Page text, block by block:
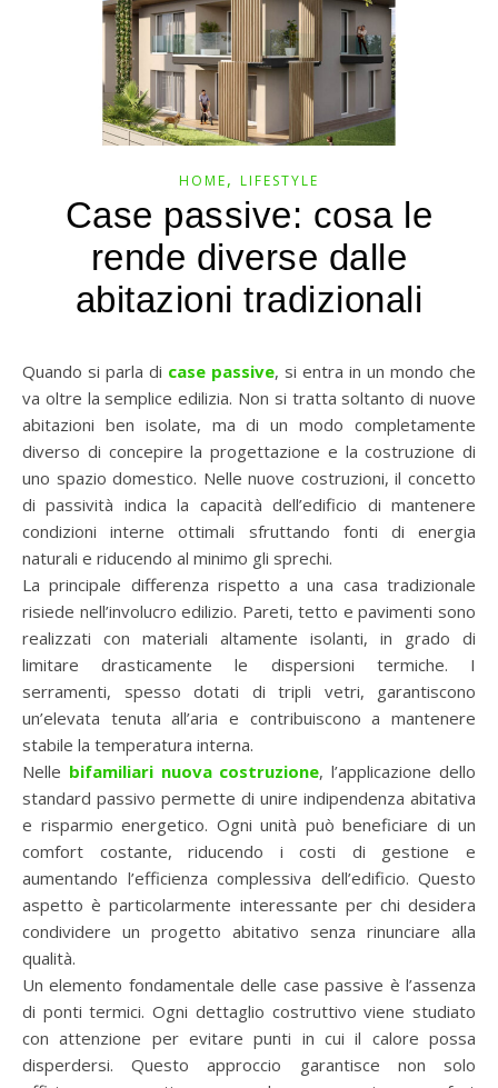
HOME, LIFESTYLE
Case passive: cosa le
rende diverse dalle
abitazioni tradizionali
Quando si parla di case passive, si entra in un mondo che
va oltre la semplice edilizia. Non si tratta soltanto di nuove
abitazioni ben isolate, ma di un modo completamente
diverso di concepire la progettazione e la costruzione di
uno spazio domestico. Nelle nuove costruzioni, il concetto
di passività indica la capacità dell’edificio di mantenere
condizioni interne ottimali sfruttando fonti di energia
naturali e riducendo al minimo gli sprechi.
La principale differenza rispetto a una casa tradizionale
risiede nell’involucro edilizio. Pareti, tetto e pavimenti sono
realizzati con materiali altamente isolanti, in grado di
limitare drasticamente le dispersioni termiche. I
serramenti, spesso dotati di tripli vetri, garantiscono
un’elevata tenuta all’aria e contribuiscono a mantenere
stabile la temperatura interna.
Nelle bifamiliari nuova costruzione, l’applicazione dello
standard passivo permette di unire indipendenza abitativa
e risparmio energetico. Ogni unità può beneficiare di un
comfort costante, riducendo i costi di gestione e
aumentando l’efficienza complessiva dell’edificio. Questo
aspetto è particolarmente interessante per chi desidera
condividere un progetto abitativo senza rinunciare alla
qualità.
Un elemento fondamentale delle case passive è l’assenza
di ponti termici. Ogni dettaglio costruttivo viene studiato
con attenzione per evitare punti in cui il calore possa
disperdersi. Questo approccio garantisce non solo